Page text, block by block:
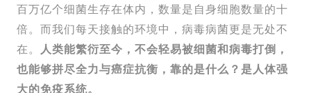
百万亿个细菌生存在体内，数量是自身细胞数量的十
倍。而我们每天接触的环境中，病毒病菌更是无处不
在。
人类能繁衍至今，不会轻易被细菌和病毒打倒，
也能够拼尽全力与癌症抗衡，靠的是什么？ 是人体强
大的免疫系统。